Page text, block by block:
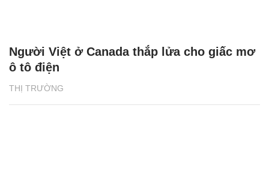
THỊ TRƯỜNG
Người Việt ở Canada thắp lửa cho giấc mơ
ô tô điện